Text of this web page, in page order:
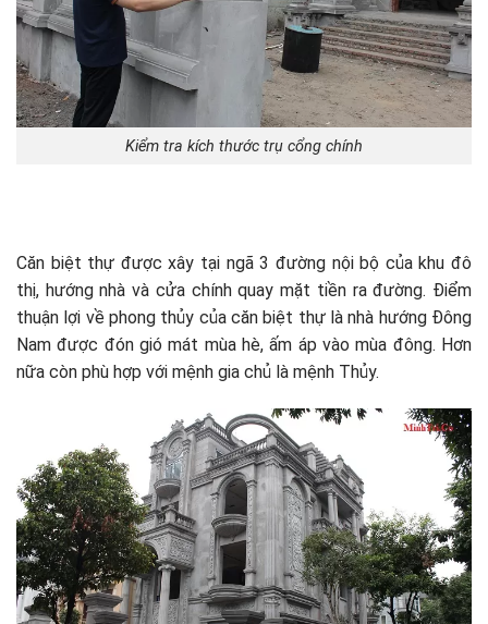
Kiểm tra kích thước trụ cổng chính
Căn biệt thự được xây tại ngã 3 đường nội bộ của khu đô
thị, hướng nhà và cửa chính quay mặt tiền ra đường. Điểm
thuận lợi về phong thủy của căn biệt thự là nhà hướng Đông
Nam được đón gió mát mùa hè, ấm áp vào mùa đông. Hơn
nữa còn phù hợp với mệnh gia chủ là mệnh Thủy.